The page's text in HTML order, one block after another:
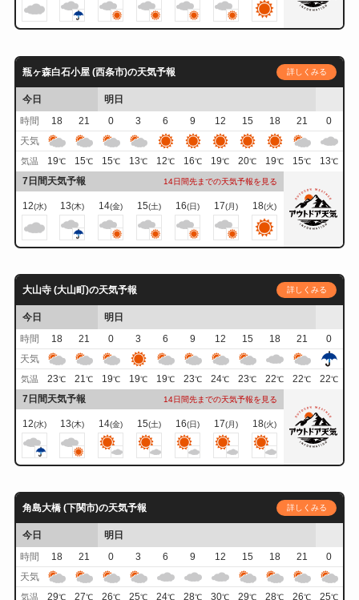
瓶ヶ森白石小屋 (西条市)の天気予報 詳しくみる
今日
明日
時間
18 21 0 3 6 9 12 15 18 21
0
天気
気温 19℃ 15℃ 15℃ 13℃ 12℃ 16℃ 19℃ 20℃ 19℃ 15℃ 13℃
7日間天気予報 14日間先までの天気予報を見る
12(水) 13(木) 14(金) 15(土) 16(日) 17(月) 18(火)
大山寺 (大山町)の天気予報 詳しくみる
今日
明日
時間
18 21 0 3 6 9 12 15 18 21
0
天気
気温 23℃ 21℃ 19℃ 19℃ 19℃ 23℃ 24℃ 23℃ 22℃ 22℃ 22℃
7日間天気予報 14日間先までの天気予報を見る
12(水) 13(木) 14(金) 15(土) 16(日) 17(月) 18(火)
角島大橋 (下関市)の天気予報 詳しくみる
今日
明日
時間
18 21 0 3 6 9 12 15 18 21
0
天気
気温 29℃ 27℃ 26℃ 25℃ 24℃ 28℃ 30℃ 29℃ 28℃ 26℃ 25℃